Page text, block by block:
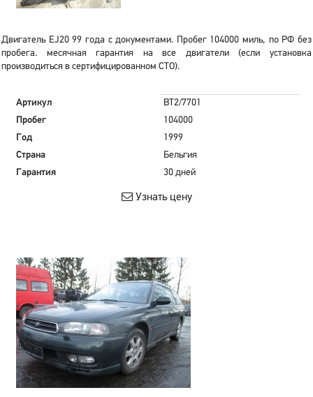
Двигатель EJ20 99 года с документами. Пробег 104000 миль, по РФ без
пробега. месячная гарантия на все двигатели (если установка
производиться в сертифицированном СТО).
Артикул
BT2/7701
Пробег
104000
Год
1999
Страна
Бельгия
Гарантия
30 дней
Узнать цену